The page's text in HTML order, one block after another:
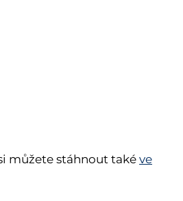
můžete stáhnout také ve